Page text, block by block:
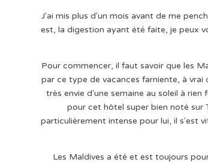
J'ai mis plus d'un mois avant de me
est, la digestion ayant été faite, je peux
Pour commencer, il faut savoir que les
par ce type de vacances farniente, à vrai
très envie d'une semaine au soleil à
pour cet hôtel super bien noté sur
particulièrement intense pour lui, il s'est
Les Maldives a été et est toujours